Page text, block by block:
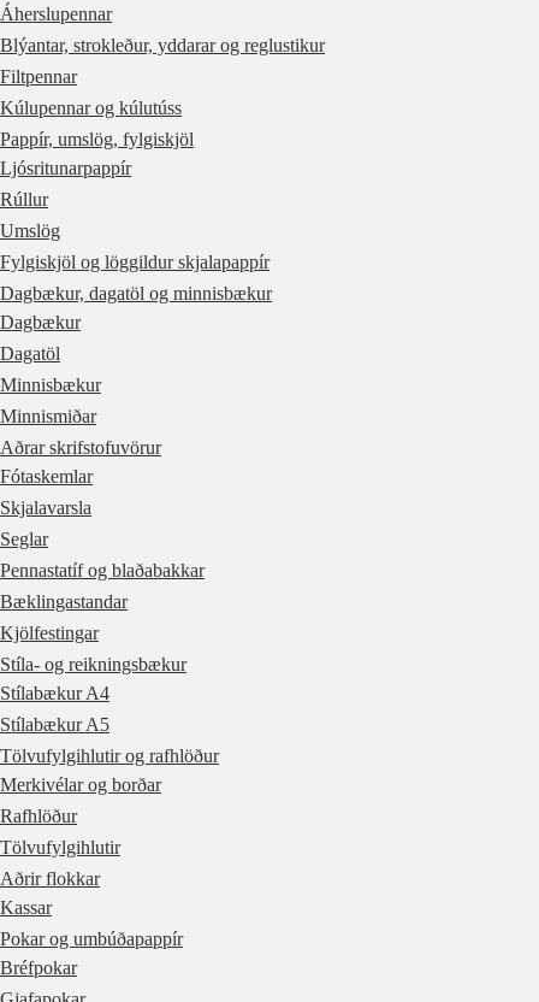
Áherslupennar
Blýantar, strokleður, yddarar og reglustikur
Filtpennar
Kúlupennar og kúlutúss
Pappír, umslög, fylgiskjöl
Ljósritunarpappír
Rúllur
Umslög
Fylgiskjöl og löggildur skjalapappír
Dagbækur, dagatöl og minnisbækur
Dagbækur
Dagatöl
Minnisbækur
Minnismiðar
Aðrar skrifstofuvörur
Fótaskemlar
Skjalavarsla
Seglar
Pennastatíf og blaðabakkar
Bæklingastandar
Kjölfestingar
Stíla- og reikningsbækur
Stílabækur A4
Stílabækur A5
Tölvufylgihlutir og rafhlöður
Merkivélar og borðar
Rafhlöður
Tölvufylgihlutir
Aðrir flokkar
Kassar
Pokar og umbúðapappír
Bréfpokar